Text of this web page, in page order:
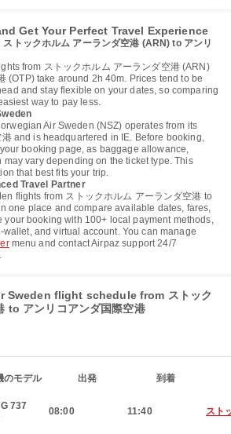
Get Your Perfect Travel Experience
トックホルム アーランダ空港 (ARN) to アンリ
from ストックホルム アーランダ空港 (ARN)
(OTP) take around 2h 40m. Prices tend to be
and stay flexible on your dates, so comparing
way to pay less.
Air Sweden (NSZ) operates from its
and is headquartered in IE. Before booking,
booking page, as baggage allowance,
vary depending on the ticket type. This
that best fits your trip.
Travel Partner
flights from ストックホルム アーランダ空港 to
one place and compare available dates, fares,
your booking with 100+ local payment methods,
and virtual account. You can manage
menu and contact Airpaz support 24/7
Sweden flight schedule from ストック
to アンリコアンダ国際空港
のモデル 出発 到着
737
08:00 11:40 スト